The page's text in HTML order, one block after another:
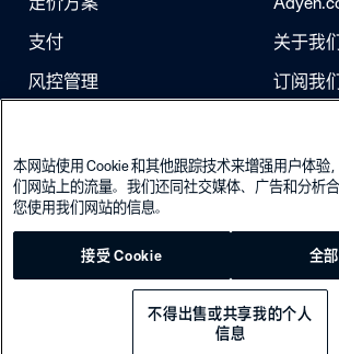
支付
风控管理
关于我
订阅我
Cookie policy · © 2026 Adyen
本网站使用 Cookie 和其他跟踪技术来增强用户体验
们网站上的流量。我们还同社交媒体、广告和分析
您使用我们网站的信息。
接受 Cookie 全
不得出售或共享我的个人
信息